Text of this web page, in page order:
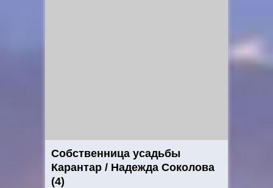
Собственница усадьбы
Карантар / Надежда Соколова
(4)